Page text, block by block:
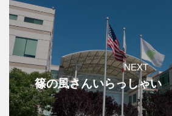
NEXT
篠の風さんいらっしゃい